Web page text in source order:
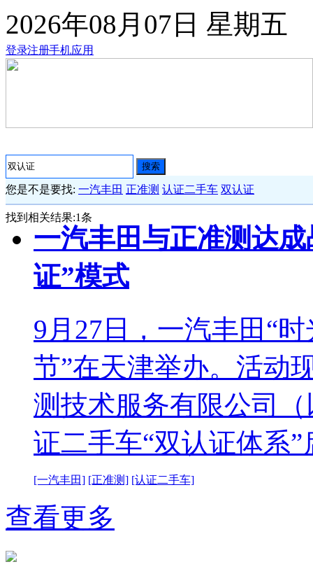
2026年08月07日 星期五
登录注册手机应用
搜索
您是不是要找: 一汽丰田 正准测 认证二手车 双认证
找到相关结果:1条
一汽丰田与正准测达
证”模式
9月27日，一汽丰田“
节”在天津举办。活动
测技术服务有限公司
证二手车“双认证体系
[一汽丰田] [正准测] [认证二手车]
查看更多